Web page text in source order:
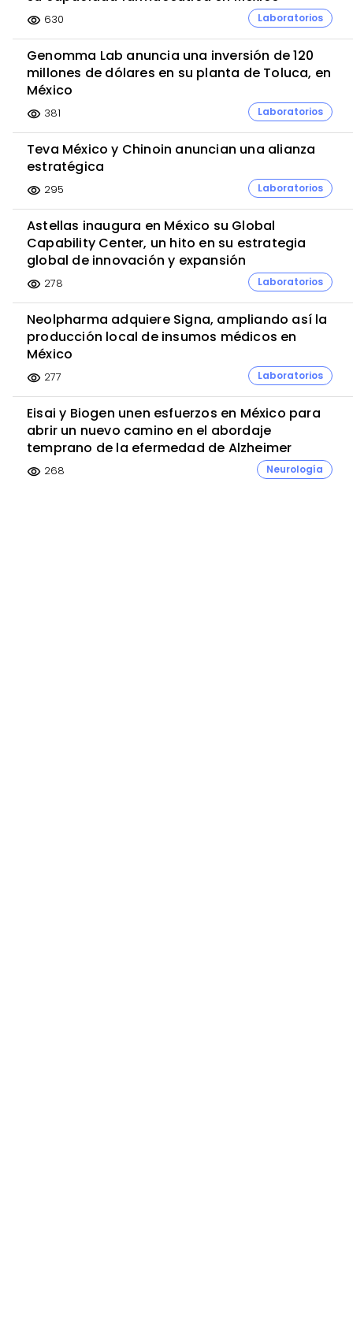
visibility 630 Laboratorios
Genomma Lab anuncia una inversión de 120
millones de dólares en su planta de Toluca, en
México
visibility 381 Laboratorios
Teva México y Chinoin anuncian una alianza
estratégica
visibility 295 Laboratorios
Astellas inaugura en México su Global
Capability Center, un hito en su estrategia
global de innovación y expansión
visibility 278 Laboratorios
Neolpharma adquiere Signa, ampliando así la
producción local de insumos médicos en
México
visibility 277 Laboratorios
Eisai y Biogen unen esfuerzos en México para
abrir un nuevo camino en el abordaje
temprano de la efermedad de Alzheimer
visibility 268 Neurología